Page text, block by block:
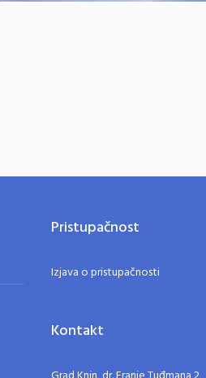
Pristupačnost
Izjava o pristupačnosti
Kontakt